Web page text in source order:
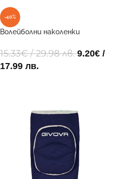
-40%
Волейболни наколенки
15.33€/ 29.98 лв.9.20€ /
17.99 лв.